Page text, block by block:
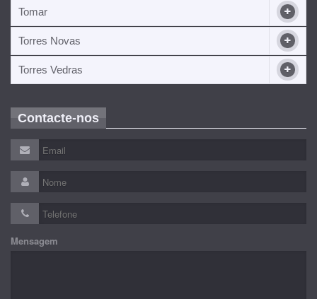
Tomar
Torres Novas
Torres Vedras
Contacte-nos
Mensagem